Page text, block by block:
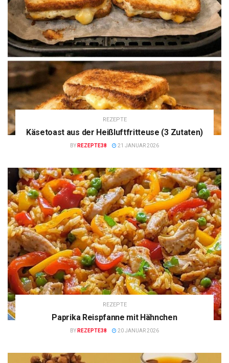
REZEPTE
Käsetoast aus der Heißluftfritteuse (3 Zutaten)
BY REZEPTE38 21 JANUAR 2026
REZEPTE
Paprika Reispfanne mit Hähnchen
BY REZEPTE38 20 JANUAR 2026